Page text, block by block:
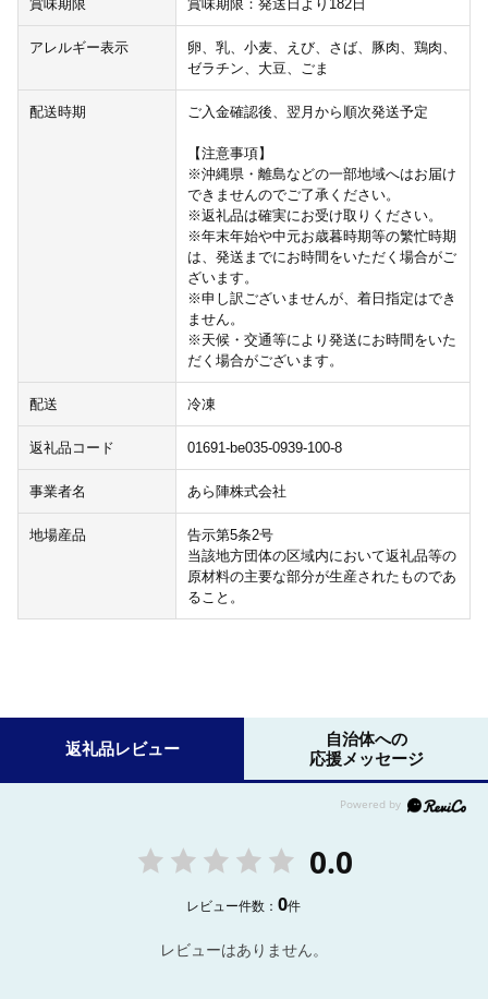
賞味期限 賞味期限：発送日より182日
アレルギー表示
卵、乳、小麦、えび、さば、豚肉、鶏肉、
ゼラチン、大豆、ごま
配送時期 ご入金確認後、翌月から順次発送予定
【注意事項】
※沖縄県・離島などの一部地域へはお届け
できませんのでご了承ください。
※返礼品は確実にお受け取りください。
※年末年始や中元お歳暮時期等の繁忙時期
は、発送までにお時間をいただく場合がご
ざいます。
※申し訳ございませんが、着日指定はでき
ません。
※天候・交通等により発送にお時間をいた
だく場合がございます。
配送 冷凍
返礼品コード 01691-be035-0939-100-8
事業者名 あら陣株式会社
地場産品
告示第5条2号
当該地方団体の区域内において返礼品等の
原材料の主要な部分が生産されたものであ
ること。
返礼品レビュー
自治体への
応援メッセージ
0.0
レビュー件数：0件
レビューはありません。